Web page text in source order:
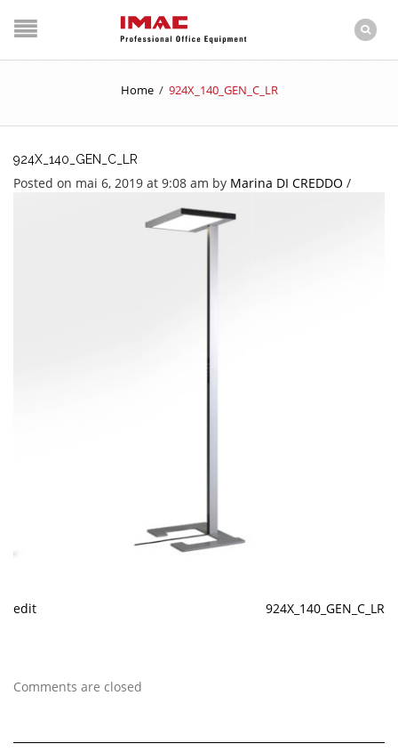
Home / 924X_140_GEN_C_LR
924X_140_GEN_C_LR
Posted on mai 6, 2019 at 9:08 am by Marina DI CREDDO /
edit 924X_140_GEN_C_LR
Comments are closed